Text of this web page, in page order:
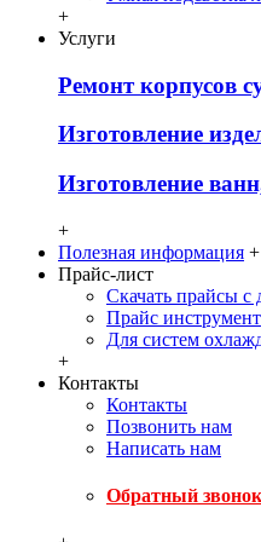
+
Услуги
Ремонт корпусов
Изготовление
Изготовление
+
Полезная информация +
Прайс-лист
Скачать прайсы с
Прайс инструмент
Для систем
+
Контакты
Контакты
Позвонить нам
Написать нам
Обратный